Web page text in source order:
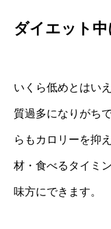
ダイエット
いくら低めとはい
質過多になりがち
らもカロリーを抑
材・食べるタイミ
味方にできます。